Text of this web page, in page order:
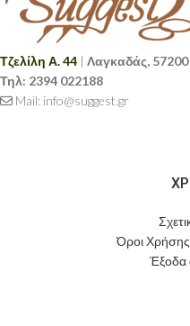
Τζελίλη Α. 44 | Λαγκαδάς, 57200
Τηλ: 2394 022188
Mail: info@suggest.gr
Όροι
Έξοδα